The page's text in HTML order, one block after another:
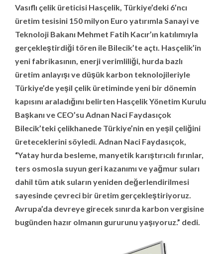
Vasıflı çelik üreticisi Hasçelik, Türkiye’deki 6’ncı
üretim tesisini 150 milyon Euro yatırımla Sanayi ve
Teknoloji Bakanı Mehmet Fatih Kacır’ın katılımıyla
gerçekleştirdiği tören ile Bilecik’te açtı. Hasçelik’in
yeni fabrikasının, enerji verimliliği, hurda bazlı
üretim anlayışı ve düşük karbon teknolojileriyle
Türkiye’de yeşil çelik üretiminde yeni bir dönemin
kapısını araladığını belirten Hasçelik Yönetim Kurulu
Başkanı ve CEO’su Adnan Naci Faydasıçok
Bilecik’teki çelikhanede Türkiye’nin en yeşil çeliğini
üreteceklerini söyledi. Adnan Naci Faydasıçok,
“Yatay hurda besleme, manyetik karıştırıcılı fırınlar,
ters osmosla suyun geri kazanımı ve yağmur suları
dahil tüm atık suların yeniden değerlendirilmesi
sayesinde çevreci bir üretim gerçekleştiriyoruz.
Avrupa’da devreye girecek sınırda karbon vergisine
bugünden hazır olmanın gururunu yaşıyoruz.” dedi.